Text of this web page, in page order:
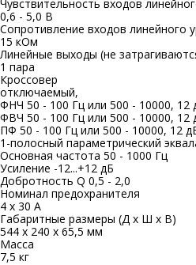
Чувствительность входов
0,6 - 5,0 В
Сопротивление входов линейного
15 кОм
Линейные выходы (не
1 пара
Кроссовер
отключаемый,
ФНЧ 50 - 100 Гц или 500 - 10000, 12
ФВЧ 50 - 100 Гц или 500 - 10000, 12
ПФ 50 - 100 Гц или 500 - 10000, 12
1-полосный параметрический
Основная частота 50 - 1000 Гц
Усиление -12...+12 дБ
Добротность Q 0,5 - 2,0
Номинал предохранителя
4 х 30 А
Габаритные размеры (Д х Ш х В)
544 x 240 x 65,5 мм
Масса
7,5 кг